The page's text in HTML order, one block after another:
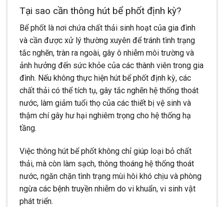
Tại sao cần thông hút bể phốt định kỳ?
Bể phốt là nơi chứa chất thải sinh hoạt của gia đình
và cần được xử lý thường xuyên để tránh tình trạng
tắc nghẽn, tràn ra ngoài, gây ô nhiễm môi trường và
ảnh hưởng đến sức khỏe của các thành viên trong gia
đình. Nếu không thực hiện hút bể phốt định kỳ, các
chất thải có thể tích tụ, gây tắc nghẽn hệ thống thoát
nước, làm giảm tuổi thọ của các thiết bị vệ sinh và
thậm chí gây hư hại nghiêm trọng cho hệ thống hạ
tầng.
Việc thông hút bể phốt không chỉ giúp loại bỏ chất
thải, mà còn làm sạch, thông thoáng hệ thống thoát
nước, ngăn chặn tình trạng mùi hôi khó chịu và phòng
ngừa các bệnh truyền nhiễm do vi khuẩn, vi sinh vật
phát triển.